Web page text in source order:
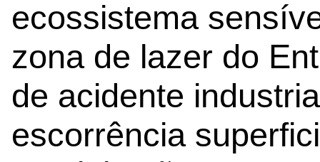
ecossistema
zona de lazer do
de acidente
escorrência